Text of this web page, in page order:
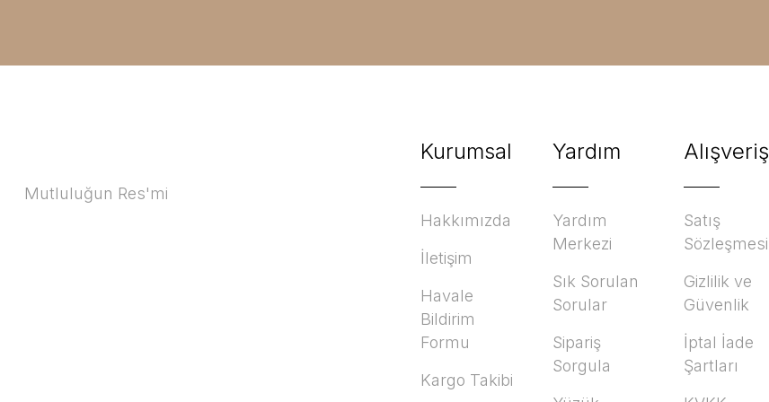
Mutluluğun Res'mi
Kurumsal
Hakkımızda
İletişim
Havale
Bildirim
Formu
Kargo Takibi
Yardım
Yardım
Merkezi
Sık Sorulan
Sorular
Sipariş
Sorgula
Alışveriş
Satış
Sözleşmesi
Gizlilik ve
Güvenlik
İptal İade
Şartları